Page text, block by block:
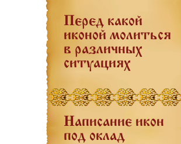
Перед какой
иконой молиться
в различных
ситуациях
Написание икон
под оклад